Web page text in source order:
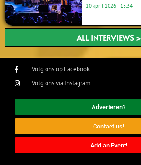
10 april 2026 13:34
ALL INTERVIEWS >
Volg ons op Facebook
Volg ons via Instagram
Adverteren?
Contact us!
Add an Event!